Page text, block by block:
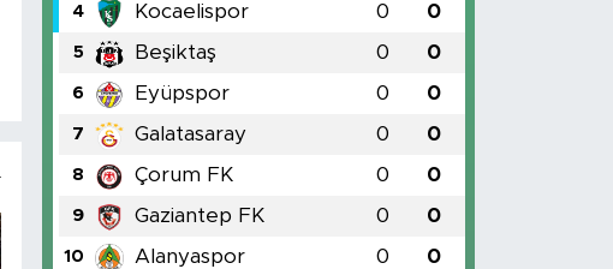
4 Kocaelispor 0 0
5 Beşiktaş 0 0
6 Eyüpspor 0 0
7 Galatasaray 0 0
8 Çorum FK 0 0
9 Gaziantep FK 0 0
10 Alanyaspor 0 0